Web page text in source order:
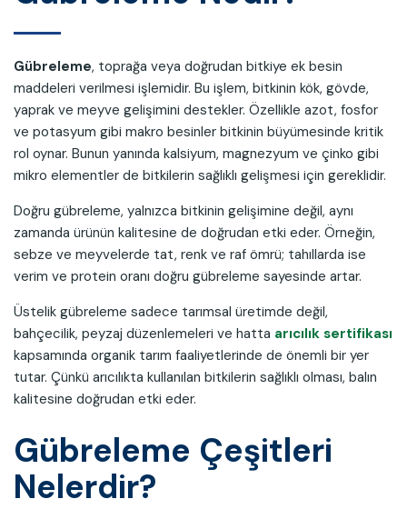
Gübreleme, toprağa veya doğrudan bitkiye ek besin
maddeleri verilmesi işlemidir. Bu işlem, bitkinin kök, gövde,
yaprak ve meyve gelişimini destekler. Özellikle azot, fosfor
ve potasyum gibi makro besinler bitkinin büyümesinde kritik
rol oynar. Bunun yanında kalsiyum, magnezyum ve çinko gibi
mikro elementler de bitkilerin sağlıklı gelişmesi için gereklidir.
Doğru gübreleme, yalnızca bitkinin gelişimine değil, aynı
zamanda ürünün kalitesine de doğrudan etki eder. Örneğin,
sebze ve meyvelerde tat, renk ve raf ömrü; tahıllarda ise
verim ve protein oranı doğru gübreleme sayesinde artar.
Üstelik gübreleme sadece tarımsal üretimde değil,
bahçecilik, peyzaj düzenlemeleri ve hatta arıcılık sertifikası
kapsamında organik tarım faaliyetlerinde de önemli bir yer
tutar. Çünkü arıcılıkta kullanılan bitkilerin sağlıklı olması, balın
kalitesine doğrudan etki eder.
Gübreleme Çeşitleri
Nelerdir?